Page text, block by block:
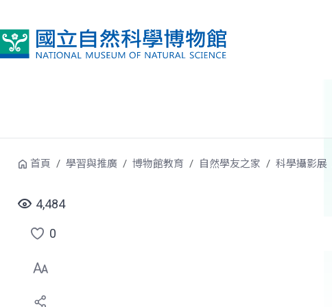
首頁 學習與推廣 博物館教育 自然學友之家 科學攝影展
4,484
點
選
喜
0